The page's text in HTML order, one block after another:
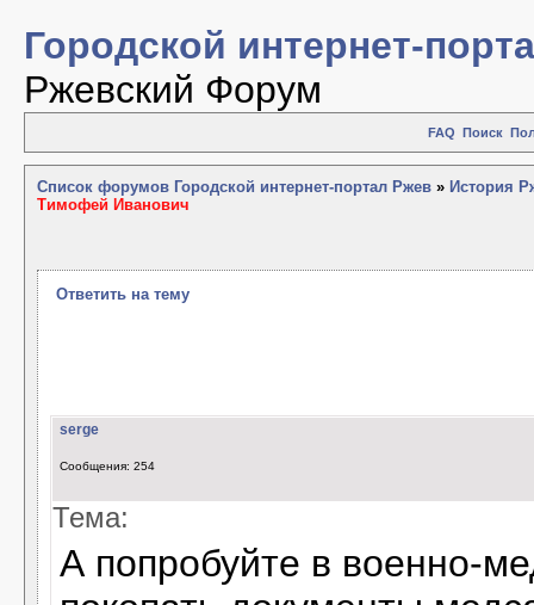
Городской интернет-
Ржевский Форум
FAQ Поиск
Список форумов Городской интернет-портал Ржев » История
Тимофей Иванович
Ответить на тему
serge
Сообщения: 254
Тема:
А попробуйте в военно-